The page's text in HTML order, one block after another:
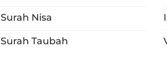
Surah Nisa
Surah Taubah